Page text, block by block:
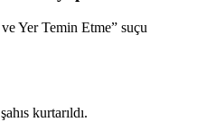
Yer Temin Etme” suçu
kurtarıldı.